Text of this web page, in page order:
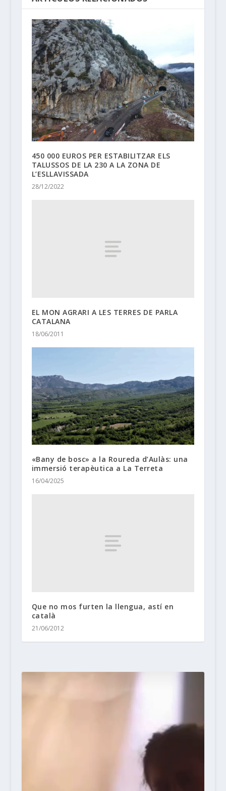
450 000 EUROS PER ESTABILITZAR ELS
TALUSSOS DE LA 230 A LA ZONA DE
L’ESLLAVISSADA
28/12/2022
EL MON AGRARI A LES TERRES DE PARLA
CATALANA
18/06/2011
«Bany de bosc» a la Roureda d’Aulàs: una
immersió terapèutica a La Terreta
16/04/2025
Que no mos furten la llengua, astí en
català
21/06/2012